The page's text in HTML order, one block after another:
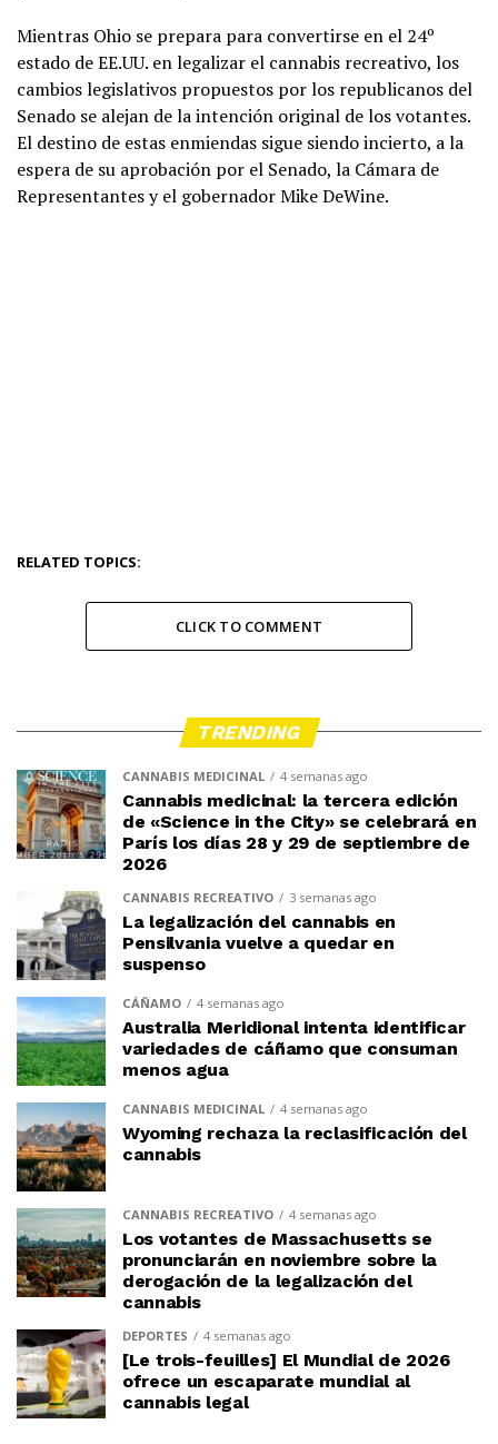
Mientras Ohio se prepara para convertirse en el 24º
estado de EE.UU. en legalizar el cannabis recreativo, los
cambios legislativos propuestos por los republicanos del
Senado se alejan de la intención original de los votantes.
El destino de estas enmiendas sigue siendo incierto, a la
espera de su aprobación por el Senado, la Cámara de
Representantes y el gobernador Mike DeWine.
RELATED TOPICS:
CLICK TO COMMENT
TRENDING
CANNABIS MEDICINAL 4 semanas ago
Cannabis medicinal: la tercera edición
de «Science in the City» se celebrará en
París los días 28 y 29 de septiembre de
2026
CANNABIS RECREATIVO 3 semanas ago
La legalización del cannabis en
Pensilvania vuelve a quedar en
suspenso
CÁÑAMO 4 semanas ago
Australia Meridional intenta identificar
variedades de cáñamo que consuman
menos agua
CANNABIS MEDICINAL 4 semanas ago
Wyoming rechaza la reclasificación del
cannabis
CANNABIS RECREATIVO 4 semanas ago
Los votantes de Massachusetts se
pronunciarán en noviembre sobre la
derogación de la legalización del
cannabis
DEPORTES 4 semanas ago
[Le trois-feuilles] El Mundial de 2026
ofrece un escaparate mundial al
cannabis legal